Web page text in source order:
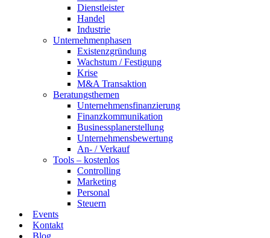
Dienstleister
Handel
Industrie
Unternehmenphasen
Existenzgründung
Wachstum / Festigung
Krise
M&A Transaktion
Beratungsthemen
Unternehmensfinanzierung
Finanzkommunikation
Businessplanerstellung
Unternehmensbewertung
An- / Verkauf
Tools – kostenlos
Controlling
Marketing
Personal
Steuern
Events
Kontakt
Blog